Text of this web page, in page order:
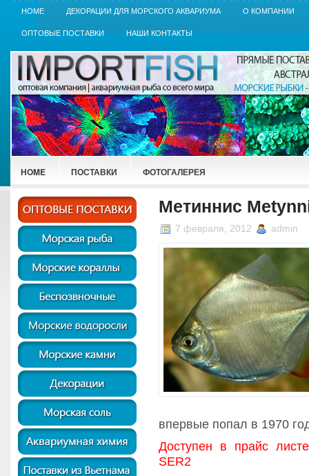
HOME ДЕКОРАЦИИ ДЛЯ МОРСКОГО АКВАРИУМА О КОМПАНИИ
ОПТОВЫЕ ПОСТАВКИ НАШИ КОНТАКТЫ
HOME ПОСТАВКИ ФОТОГАЛЕРЕЯ
Метиннис
7 февраля, 2012 admin
впервые попал в 1970
Доступен в прайс
SER2